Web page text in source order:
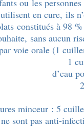
ou les
en cure, ils
constitués à 98
sans aucun
voie orale (1
1
d’eau
minceur : 5
sont pas anti-